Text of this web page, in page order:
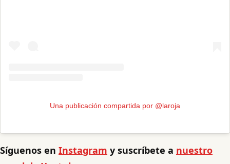
Una publicación compartida por @laroja
Síguenos en Instagram y suscríbete a nuestro